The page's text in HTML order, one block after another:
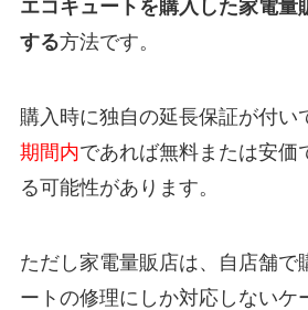
エコキュートを購入した家電量
する方法です。
購入時に独自の延長保証が付い
期間内であれば無料または安価
る可能性があります。
ただし家電量販店は、自店舗で
ートの修理にしか対応しないケ